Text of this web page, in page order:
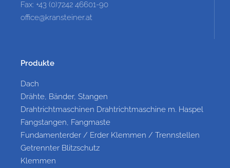
Fax: +43 (0)7242 46601-90
office@kransteiner.at
Produkte
Dach
Drähte, Bänder, Stangen
Drahtrichtmaschinen Drahtrichtmaschine m. Haspel
Fangstangen, Fangmaste
Fundamenterder / Erder Klemmen / Trennstellen
Getrennter Blitzschutz
Klemmen